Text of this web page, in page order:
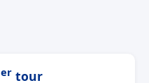
er tour